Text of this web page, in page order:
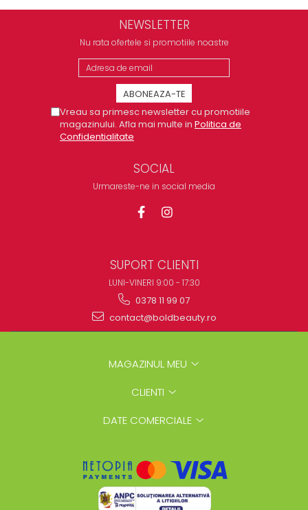
NEWSLETTER
Nu rata ofertele si promotiile noastre
Vreau sa primesc newsletter cu promotiile
magazinului. Afla mai multe in Politica de
Confidentialitate
SOCIAL
Urmareste-ne in social media
SUPORT CLIENTI
LUNI-VINERI 9:00 - 17:30
0378 11 99 07
contact@boldbeauty.ro
MAGAZINUL MEU
CLIENTI
DATE COMERCIALE